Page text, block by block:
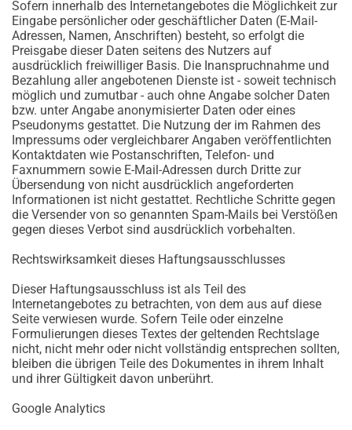
Sofern innerhalb des Internetangebotes die Möglichkeit zur
Eingabe persönlicher oder geschäftlicher Daten (E-Mail-
Adressen, Namen, Anschriften) besteht, so erfolgt die
Preisgabe dieser Daten seitens des Nutzers auf
ausdrücklich freiwilliger Basis. Die Inanspruchnahme und
Bezahlung aller angebotenen Dienste ist - soweit technisch
möglich und zumutbar - auch ohne Angabe solcher Daten
bzw. unter Angabe anonymisierter Daten oder eines
Pseudonyms gestattet. Die Nutzung der im Rahmen des
Impressums oder vergleichbarer Angaben veröffentlichten
Kontaktdaten wie Postanschriften, Telefon- und
Faxnummern sowie E-Mail-Adressen durch Dritte zur
Übersendung von nicht ausdrücklich angeforderten
Informationen ist nicht gestattet. Rechtliche Schritte gegen
die Versender von so genannten Spam-Mails bei Verstößen
gegen dieses Verbot sind ausdrücklich vorbehalten.
Rechtswirksamkeit dieses Haftungsausschlusses
Dieser Haftungsausschluss ist als Teil des
Internetangebotes zu betrachten, von dem aus auf diese
Seite verwiesen wurde. Sofern Teile oder einzelne
Formulierungen dieses Textes der geltenden Rechtslage
nicht, nicht mehr oder nicht vollständig entsprechen sollten,
bleiben die übrigen Teile des Dokumentes in ihrem Inhalt
und ihrer Gültigkeit davon unberührt.
Google Analytics